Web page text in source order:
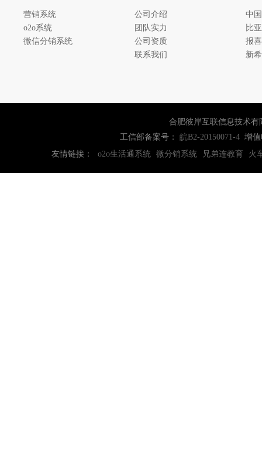
营销系统
o2o系统
微信分销系统
公司介绍
团队实力
公司资质
联系我们
中
比
报
新
合肥彼岸互联信息技术有
工信部备案号： 皖B2-20150071-4增值
友情链接：
o2o生活通系统 微分销系统 兄弟连教育 火